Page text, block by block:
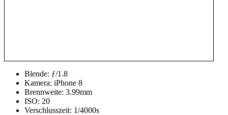
Blende: ƒ/1.8
Kamera: iPhone 8
Brennweite: 3.99mm
ISO: 20
Verschlusszeit: 1/4000s